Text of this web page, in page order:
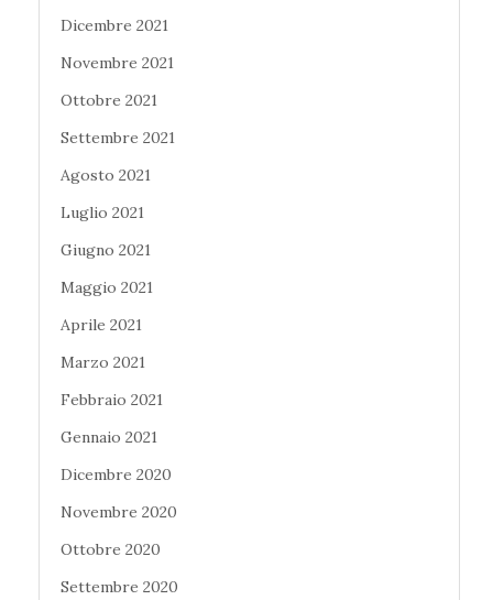
Dicembre 2021
Novembre 2021
Ottobre 2021
Settembre 2021
Agosto 2021
Luglio 2021
Giugno 2021
Maggio 2021
Aprile 2021
Marzo 2021
Febbraio 2021
Gennaio 2021
Dicembre 2020
Novembre 2020
Ottobre 2020
Settembre 2020